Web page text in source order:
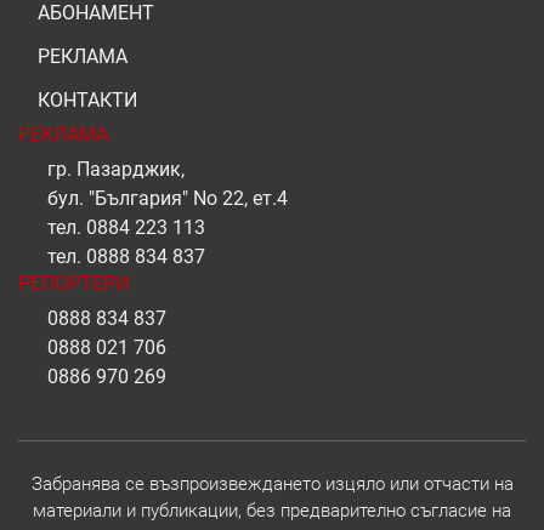
АБОНАМЕНТ
РЕКЛАМА
КОНТАКТИ
РЕКЛАМА
гр. Пазарджик,
бул. "България" No 22, ет.4
тел. 0884 223 113
тел. 0888 834 837
РЕПОРТЕРИ
0888 834 837
0888 021 706
0886 970 269
Забранява се възпроизвеждането изцяло или отчасти на
материали и публикации, без предварително съгласие на